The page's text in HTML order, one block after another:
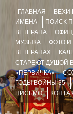
ГЛАВНАЯ ВЕХИ
ИМЕНА
ПОИСК
ВЕТЕРАНА
МУЗЫКА
ФОТО И
ВЕТЕРАНАХ
СТАРЕЮТ ДУШОЙ
«ПЕРВИЧКА»
ГОДЫ ВОЙНЫ 35
ПИСЬМО